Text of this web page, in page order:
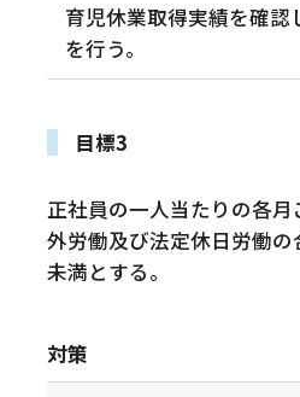
育児休業取得実績を確認
を行う。
目標3
正社員の一人当たりの各
外労働及び法定休日労働の
未満とする。
対策